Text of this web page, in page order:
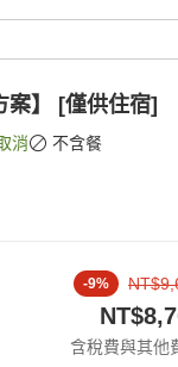
案】 [僅供住宿]
消 不含餐
-9%
含稅費與其他